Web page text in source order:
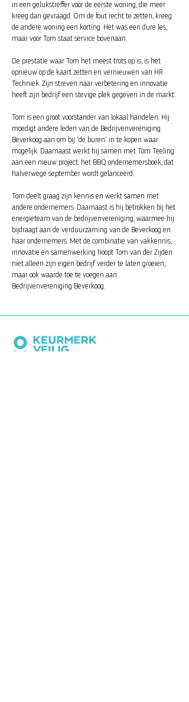
in een gelukstreffer voor de eerste woning, die meer
kreeg dan gevraagd. Om de fout recht te zetten, kreeg
de andere woning een korting. Het was een dure les,
maar voor Tom staat service bovenaan.
De prestatie waar Tom het meest trots op is, is het
opnieuw op de kaart zetten en vernieuwen van HR
Techniek. Zijn streven naar verbetering en innovatie
heeft zijn bedrijf een stevige plek gegeven in de markt.
Tom is een groot voorstander van lokaal handelen. Hij
moedigt andere leden van de Bedrijvenvereniging
Beverkoog aan om bij ‘de buren’ in te kopen waar
mogelijk. Daarnaast werkt hij samen met Tom Teeling
aan een nieuw project: het BBQ ondernemersboek, dat
halverwege september wordt gelanceerd.
Tom deelt graag zijn kennis en werkt samen met
andere ondernemers. Daarnaast is hij betrokken bij het
energieteam van de bedrijvenvereniging, waarmee hij
bijdraagt aan de verduurzaming van de Beverkoog en
haar ondernemers. Met de combinatie van vakkennis,
innovatie en samenwerking hoopt Tom van der Zijden
niet alleen zijn eigen bedrijf verder te laten groeien,
maar ook waarde toe te voegen aan
Bedrijvenvereniging Beverkoog.